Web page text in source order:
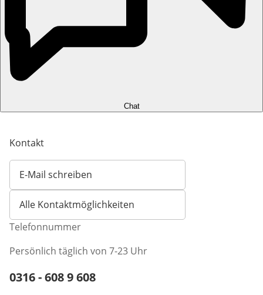
Chat
Kontakt
E-Mail schreiben
Öffnet E-Mail-Client
Alle Kontaktmöglichkeiten
Telefonnummer
Persönlich täglich von 7-23 Uhr
Telefonnummer:
0316 - 608 9 608